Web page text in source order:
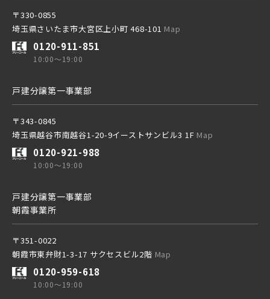
京成千葉線
西武線
西武池袋線
西武新宿線
西武有楽町線
西武豊島線
20棟以上の大型分譲
〒330-0855
埼玉県さいたま市大宮区上小町 468-101 Map
0120-911-851
10:00～19:00
戸建分譲第一事業部
〒343-0845
埼玉県越谷市南越谷1-20-9イーストサンビル3 1F Map
0120-921-988
10:00～19:00
戸建分譲第一事業部
朝霞事業所
〒351-0022
朝霞市東弁財1-3-17 サクセスビル2階 Map
0120-959-618
10:00～19:00